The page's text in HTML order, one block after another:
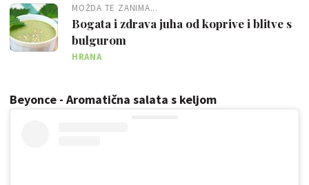
MOŽDA TE ZANIMA...
Bogata i zdrava juha od koprive i blitve s
bulgurom
HRANA
Beyonce - Aromatična salata s keljom